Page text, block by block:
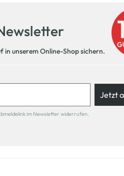
in unserem Online-Shop sichern.
Jetzt
im Newsletter widerrufen.